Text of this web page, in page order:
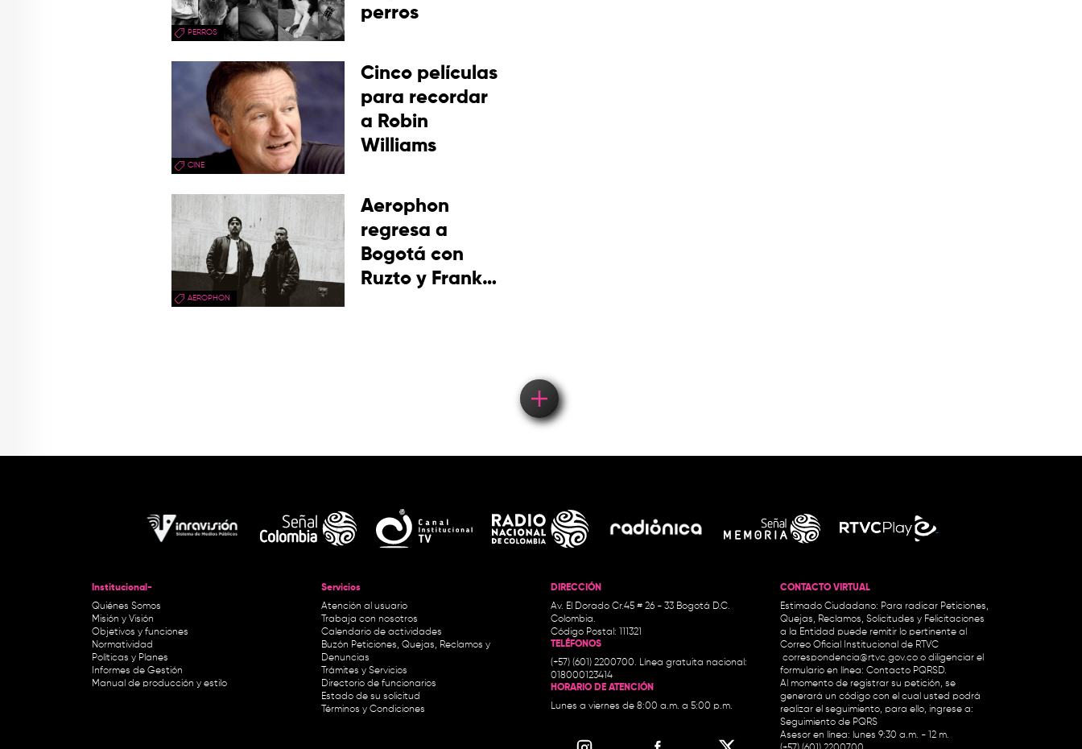
PERROS
perros
CINE
Cinco películas
para recordar
a Robin
Williams
AEROPHON
Aerophon
regresa a
Bogotá con
Ruzto y Frank
Institucional-
Quiénes Somos
Misión y Visión
Objetivos y funciones
Normatividad
Políticas y Planes
Informes de Gestión
Manual de producción y estilo
Servicios
Atención al usuario
Trabaja con nosotros
Calendario de actividades
Buzón Peticiones, Quejas, Reclamos y
Denuncias
Trámites y Servicios
Directorio de funcionarios
Estado de su solicitud
Términos y Condiciones
DIRECCIÓN
Av. El Dorado Cr.45 # 26 - 33 Bogotá D.C.
Colombia.
Código Postal: 111321
TELÉFONOS
(+57) (601) 2200700. Línea gratuita nacional:
018000123414
HORARIO DE ATENCIÓN
Lunes a viernes de 8:00 a.m. a 5:00 p.m.
CONTACTO VIRTUAL
Estimado Ciudadano: Para radicar Peticiones,
Quejas, Reclamos, Solicitudes y Felicitaciones
a la Entidad puede remitir lo pertinente al
Correo Oficial Institucional de RTVC
correspondencia@rtvc.gov.co o diligenciar el
formulario en línea: Contacto PQRSD.
Al momento de registrar su petición, se
generará un código con el cual usted podrá
realizar el seguimiento, para ello, ingrese a:
Seguimiento de PQRS
Asesor en línea: lunes 9:30 a.m. - 12 m.